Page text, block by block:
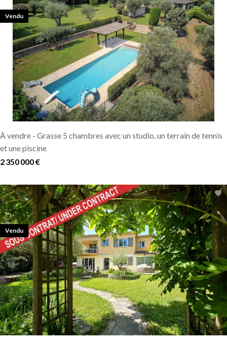
À vendre - Grasse 5 chambres avec un studio, un terrain de tennis
et une piscine
2 350 000 €
Vendu
Vendu